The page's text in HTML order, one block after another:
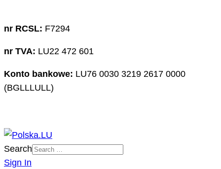
nr RCSL: F7294
nr TVA: LU22 472 601
Konto bankowe: LU76 0030 3219 2617 0000
(BGLLLULL)
Search
Sign In